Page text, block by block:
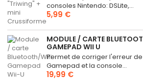
consoles Nintendo: DSLite,...
5,99 €
MODULE / CARTE
GAMEPAD WII U
Permet de corriger l'erreur
Gamepad et la console...
19,99 €